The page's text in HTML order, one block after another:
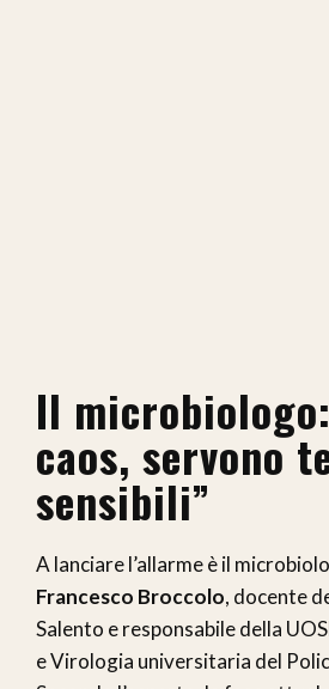
Il microbiologo:
caos, servono
sensibili”
A lanciare l’allarme è il
Francesco Broccolo, docente
Salento e responsabile della
e Virologia universitaria del